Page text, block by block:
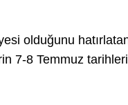
olduğunu
7-8 Temmuz